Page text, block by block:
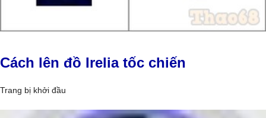
Cách lên đồ Irelia tốc chiến
Trang bị khởi đầu